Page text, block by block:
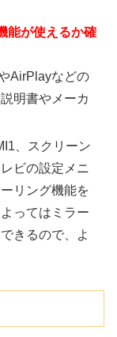
能が使えるか確
AirPlayなどの
明書やメーカ
、スクリーン
ビの設定メニ
リング機能を
ってはミラー
きるので、よ